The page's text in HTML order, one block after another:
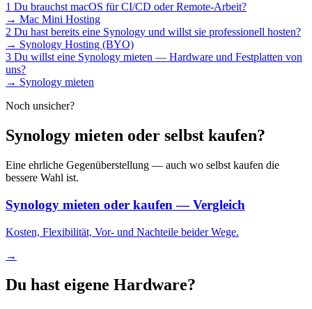
1 Du brauchst macOS für CI/CD oder Remote-Arbeit?
→ Mac Mini Hosting
2 Du hast bereits eine Synology und willst sie professionell hosten?
→ Synology Hosting (BYO)
3 Du willst eine Synology mieten — Hardware und Festplatten von
uns?
→ Synology mieten
Noch unsicher?
Synology mieten oder selbst kaufen?
Eine ehrliche Gegenüberstellung — auch wo selbst kaufen die
bessere Wahl ist.
Synology mieten oder kaufen — Vergleich
Kosten, Flexibilität, Vor- und Nachteile beider Wege.
→
Du hast eigene Hardware?